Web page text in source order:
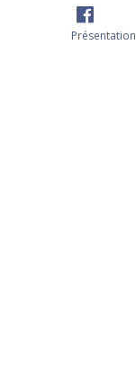
Présentation